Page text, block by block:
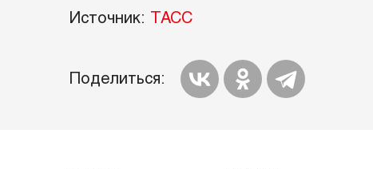
Источник: ТАСС
Поделиться: